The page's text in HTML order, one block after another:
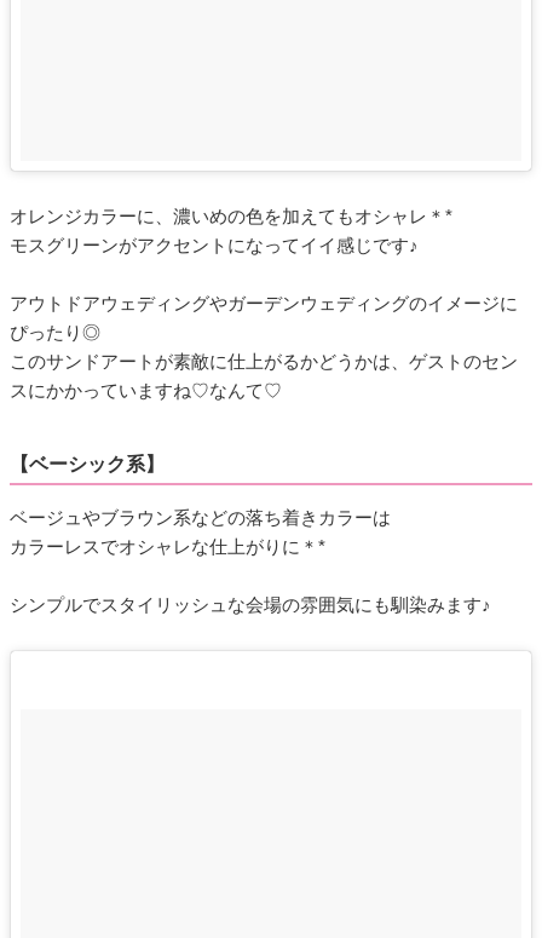
オレンジカラーに、濃いめの色を加えてもオシャレ＊*
モスグリーンがアクセントになってイイ感じです♪
アウトドアウェディングやガーデンウェディングのイメージに
ぴったり◎
このサンドアートが素敵に仕上がるかどうかは、ゲストのセン
スにかかっていますね♡なんて♡
【ベーシック系】
ベージュやブラウン系などの落ち着きカラーは
カラーレスでオシャレな仕上がりに＊*
シンプルでスタイリッシュな会場の雰囲気にも馴染みます♪